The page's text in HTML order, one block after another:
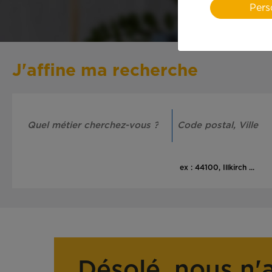
J'affine ma recherche
ex : 44100, Illkirch ...